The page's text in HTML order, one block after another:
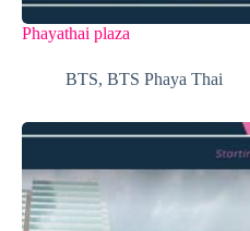
Phayathai plaza
BTS, BTS Phaya Thai